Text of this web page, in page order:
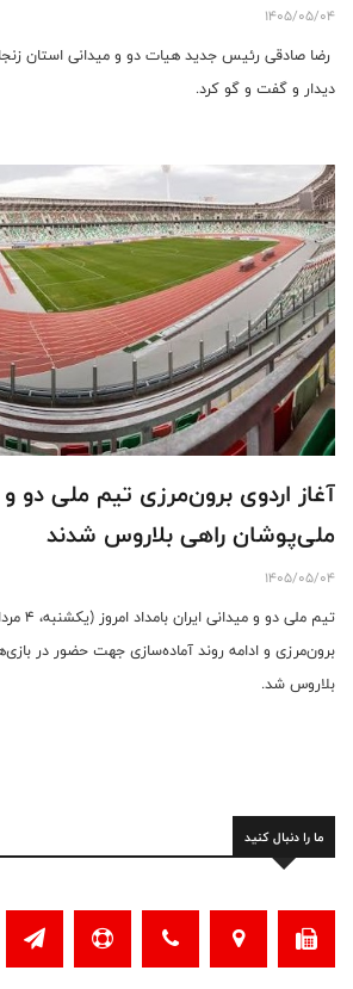
1405/05/04
رضا صادقی رئیس جدید هیات دو و میدانی استان
دیدار و گفت و گو کرد.
آغاز اردوی برون‌مرزی تیم ملی دو و
ملی‌پوشان راهی بلاروس شدند
1405/05/04
تیم ملی
برون‌مرزی و ادامه روند آماده‌سازی جهت حضور در
بلاروس شد.
ما را دنبال کنید